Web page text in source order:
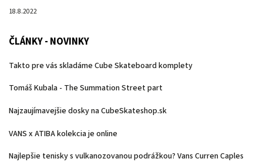
18.8.2022
ČLÁNKY - NOVINKY
Takto pre vás skladáme Cube Skateboard komplety
Tomáš Kubala - The Summation Street part
Najzaujímavejšie dosky na CubeSkateshop.sk
VANS x ATIBA kolekcia je online
Najlepšie tenisky s vulkanozovanou podrážkou? Vans Curren Caples